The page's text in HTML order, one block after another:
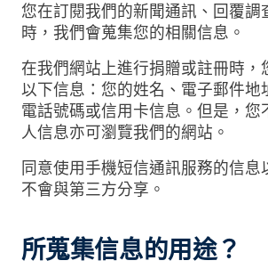
您在訂閱我們的新聞通訊、回覆調
時，我們會蒐集您的相關信息。
在我們網站上進行捐贈或註冊時，
以下信息：您的姓名、電子郵件地
電話號碼或信用卡信息。但是，您
人信息亦可瀏覽我們的網站。
同意使用手機短信通訊服務的信息
不會與第三方分享。
所蒐集信息的用途？